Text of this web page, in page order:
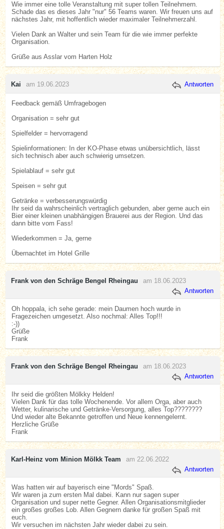
Wie immer eine tolle Veranstaltung mit super tollen Teilnehmern.
Schade das es dieses Jahr "nur" 56 Teams waren. Wir freuen uns auf
nächstes Jahr, mit hoffentlich wieder maximaler Teilnehmerzahl.
Vielen Dank an Walter und sein Team für die wie immer perfekte
Organisation.
Grüße aus Asslar vom Harten Holz
Kai am 19.06.2023 Antworten
Feedback gemäß Umfragebogen
Organisation = sehr gut
Spielfelder = hervorragend
Spielinformationen: In der KO-Phase etwas unübersichtlich, lässt
sich technisch aber auch schwierig umsetzen.
Spielablauf = sehr gut
Speisen = sehr gut
Getränke = verbesserungswürdig
Ihr seid da wahrscheinlich vertraglich gebunden, aber gerne auch ein
Bier einer kleinen unabhängigen Brauerei aus der Region. Und das
dann bitte vom Fass!
Wiederkommen = Ja, gerne
Übernachtet im Hotel Grille
Frank von den Schräge Bengel Rheingau
am 18.06.2023
Antworten
Oh hoppala, ich sehe gerade: mein Daumen hoch wurde in
Fragezeichen umgesetzt. Also nochmal: Alles Top!!!
:-))
Grüße
Frank
Frank von den Schräge Bengel Rheingau
am 18.06.2023
Antworten
Ihr seid die größten Mölkky Helden!
Vielen Dank für das tolle Wochenende. Vor allem Orga, aber auch
Wetter, kulinarische und Getränke-Versorgung, alles Top????????
Und wieder alte Bekannte getroffen und Neue kennengelernt.
Herzliche Grüße
Frank
Karl-Heinz vom Minion Mölkk Team
am 22.06.2022
Antworten
Was hatten wir auf bayerisch eine "Mords" Spaß.
Wir waren ja zum ersten Mal dabei. Kann nur sagen super
Organisation und super nette Gegner. Allen Organisationsmitglieder
ein großes großes Lob. Allen Gegnern danke für großen Spaß mit
euch.
Wir versuchen im nächsten Jahr wieder dabei zu sein.